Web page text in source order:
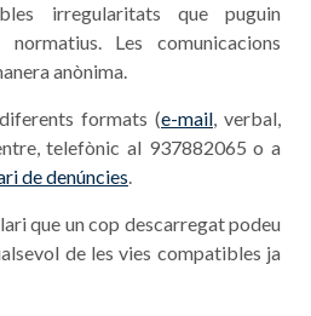
irregularitats que puguin
normatius. Les comunicacions
anònima.
formats (e-mail, verbal,
telefònic al 937882065 o a
de denúncies.
que un cop descarregat podeu
de les vies compatibles ja